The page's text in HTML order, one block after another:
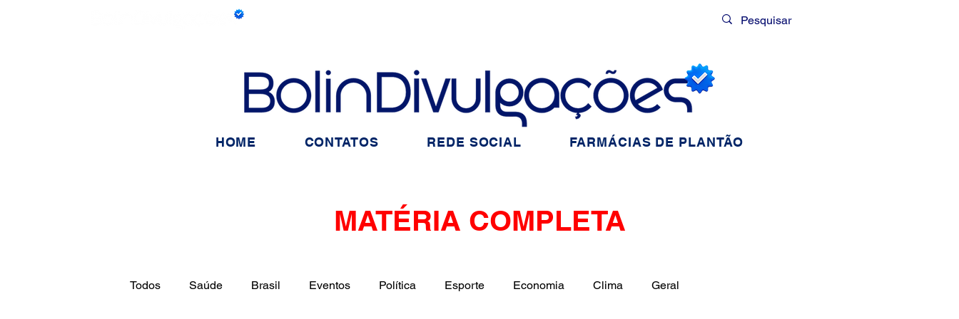
MATÉRIA COMPLETA
Todos Saúde Brasil Eventos Política Esporte Economia Clima Geral
HOME CONTATOS REDE SOCIAL FARMÁCIAS DE PLANTÃO